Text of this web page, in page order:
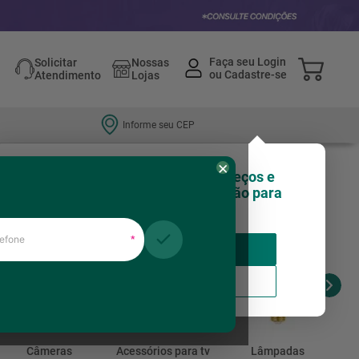
Solicitar
Atendimento
Nossas
Lojas
Informe seu CEP
Olá, você sabia que nossos preços e
estoques podem variar de região para
Insira seu CEP
×
*
Câmeras Acessórios para tv Lâmpadas